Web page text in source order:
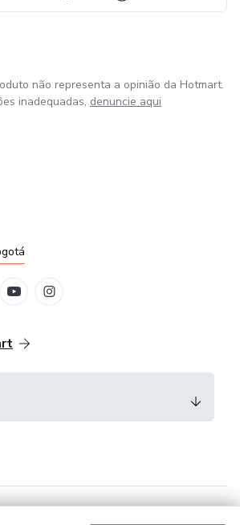
não representa a opinião da Hotmart.
inadequadas, denuncie aqui